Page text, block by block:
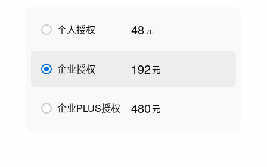
个人授权 48元
企业授权 192元
企业PLUS授权 480元